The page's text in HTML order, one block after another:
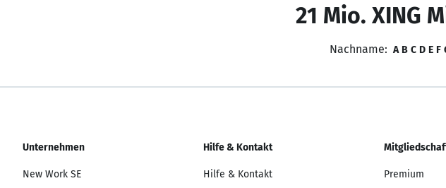
21 Mio. XING
Nachname: A B C D E F
Unternehmen
New Work SE
Hilfe & Kontakt
Hilfe & Kontakt Premium